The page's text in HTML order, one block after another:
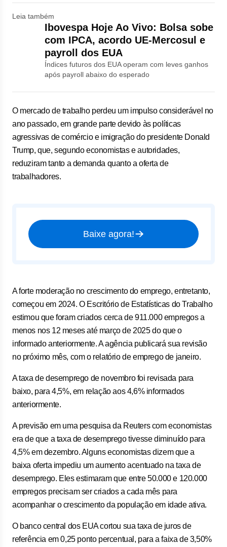
Leia também
Ibovespa Hoje Ao Vivo: Bolsa sobe
com IPCA, acordo UE-Mercosul e
payroll dos EUA
Índices futuros dos EUA operam com leves ganhos
após payroll abaixo do esperado
O mercado de trabalho perdeu um impulso considerável no
ano passado, em grande parte devido às políticas
agressivas de comércio e imigração do presidente Donald
Trump, que, segundo economistas e autoridades,
reduziram tanto a demanda quanto a oferta de
trabalhadores.
Baixe agora!
A forte moderação no crescimento do emprego, entretanto,
começou em 2024. O Escritório de Estatísticas do Trabalho
estimou que foram criados cerca de 911.000 empregos a
menos nos 12 meses até março de 2025 do que o
informado anteriormente. A agência publicará sua revisão
no próximo mês, com o relatório de emprego de janeiro.
A taxa de desemprego de novembro foi revisada para
baixo, para 4,5%, em relação aos 4,6% informados
anteriormente.
A previsão em uma pesquisa da Reuters com economistas
era de que a taxa de desemprego tivesse diminuído para
4,5% em dezembro. Alguns economistas dizem que a
baixa oferta impediu um aumento acentuado na taxa de
desemprego. Eles estimaram que entre 50.000 e 120.000
empregos precisam ser criados a cada mês para
acompanhar o crescimento da população em idade ativa.
O banco central dos EUA cortou sua taxa de juros de
referência em 0,25 ponto percentual, para a faixa de 3,50%